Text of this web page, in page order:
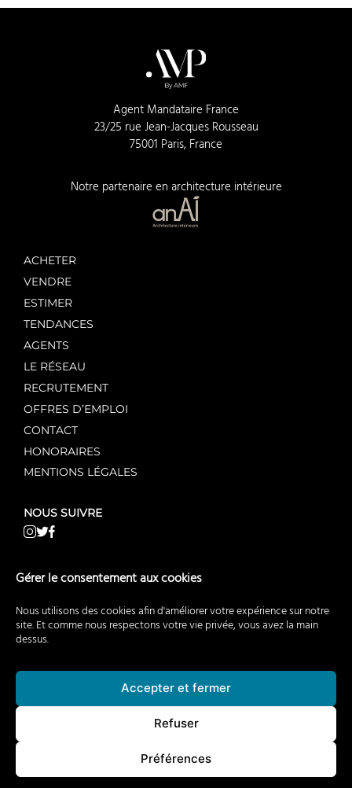
Gérer le consentement aux cookies
Nous utilisons des cookies afin d'améliorer votre expérience sur notre
site. Et comme nous respectons votre vie privée, vous avez la main
dessus.
Accepter et fermer
Refuser
Préférences
Agent Mandataire France
23/25 rue Jean-Jacques Rousseau
75001 Paris, France
Notre partenaire en architecture intérieure
ACHETER
VENDRE
ESTIMER
TENDANCES
AGENTS
LE RÉSEAU
RECRUTEMENT
OFFRES D’EMPLOI
CONTACT
HONORAIRES
MENTIONS LÉGALES
NOUS SUIVRE
NOS AUTRES SITES WEB
AgentMandataireNeuf.fr
AgentMandataireCommerce.fr
EstimationImmobiliere.fr
RecrutementImmobilier.fr